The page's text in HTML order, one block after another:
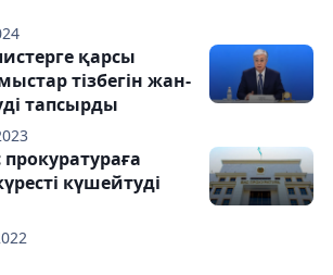
қарсы
тізбегін жан-
тапсырды
күшейтуді